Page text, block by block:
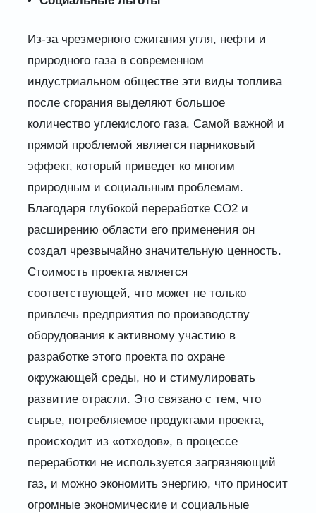
Из-за чрезмерного сжигания угля, нефти и
природного газа в современном
индустриальном обществе эти виды топлива
после сгорания выделяют большое
количество углекислого газа. Самой важной и
прямой проблемой является парниковый
эффект, который приведет ко многим
природным и социальным проблемам.
Благодаря глубокой переработке CO2 и
расширению области его применения он
создал чрезвычайно значительную ценность.
Стоимость проекта является
соответствующей, что может не только
привлечь предприятия по производству
оборудования к активному участию в
разработке этого проекта по охране
окружающей среды, но и стимулировать
развитие отрасли. Это связано с тем, что
сырье, потребляемое продуктами проекта,
происходит из «отходов», в процессе
переработки не используется загрязняющий
газ, и можно экономить энергию, что приносит
огромные экономические и социальные